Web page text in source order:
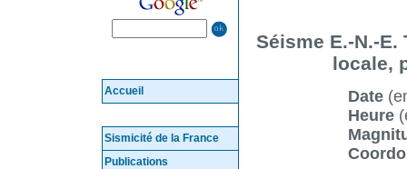
Accueil
Sismicité de la France
Publications
Séisme E.-N.-
locale,
Date
Heure